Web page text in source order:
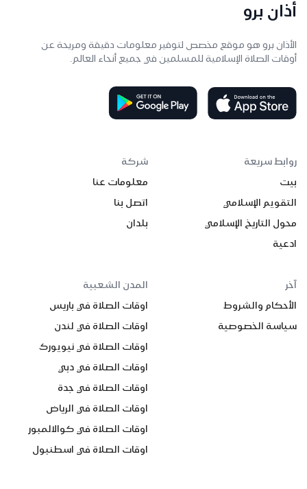
أذان برو
الأذان برو هو موقع مخصص لتوفير معلومات دقيقة ومريحة عن
أوقات الصلاة الإسلامية للمسلمين في جميع أنحاء العالم.
روابط سريعة
بيت
التقويم الإسلامي
محول التاريخ الإسلامي
ادعية
شركة
معلومات عنا
اتصل بنا
بلدان
آخر
الأحكام والشروط
سياسة الخصوصية
المدن الشعبية
اوقات الصلاة في باريس
اوقات الصلاة في لندن
اوقات الصلاة في نيويورك
اوقات الصلاة في دبي
اوقات الصلاة في جدة
اوقات الصلاة في الرياض
اوقات الصلاة في كوالالمبور
اوقات الصلاة في اسطنبول